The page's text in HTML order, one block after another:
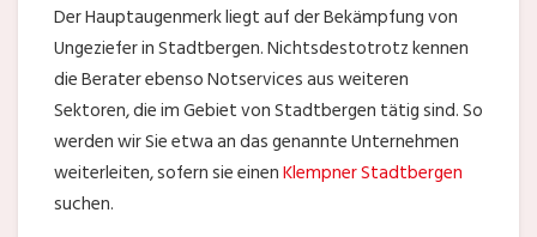
Der Hauptaugenmerk liegt auf der Bekämpfung von
Ungeziefer in Stadtbergen. Nichtsdestotrotz kennen
die Berater ebenso Notservices aus weiteren
Sektoren, die im Gebiet von Stadtbergen tätig sind. So
werden wir Sie etwa an das genannte Unternehmen
weiterleiten, sofern sie einenKlempner Stadtbergen
suchen.